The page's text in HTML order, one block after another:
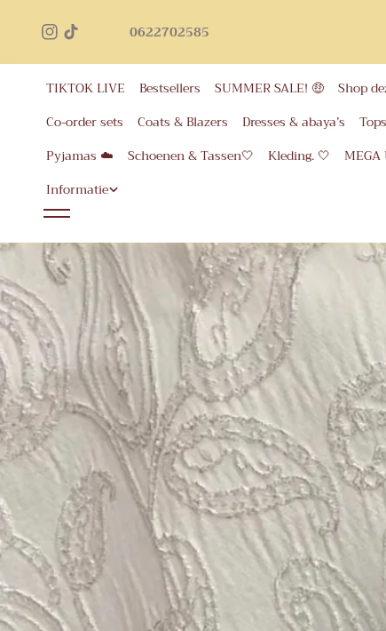
0622702585
TIKTOK LIVE Bestsellers SUMMER SALE! 🤑
Shop
Co-order sets
Coats & Blazers Dresses & abaya’s
Pyjamas ☁️
Schoenen & Tassen🤍 Kleding. 🤍
MEGA
Informatie